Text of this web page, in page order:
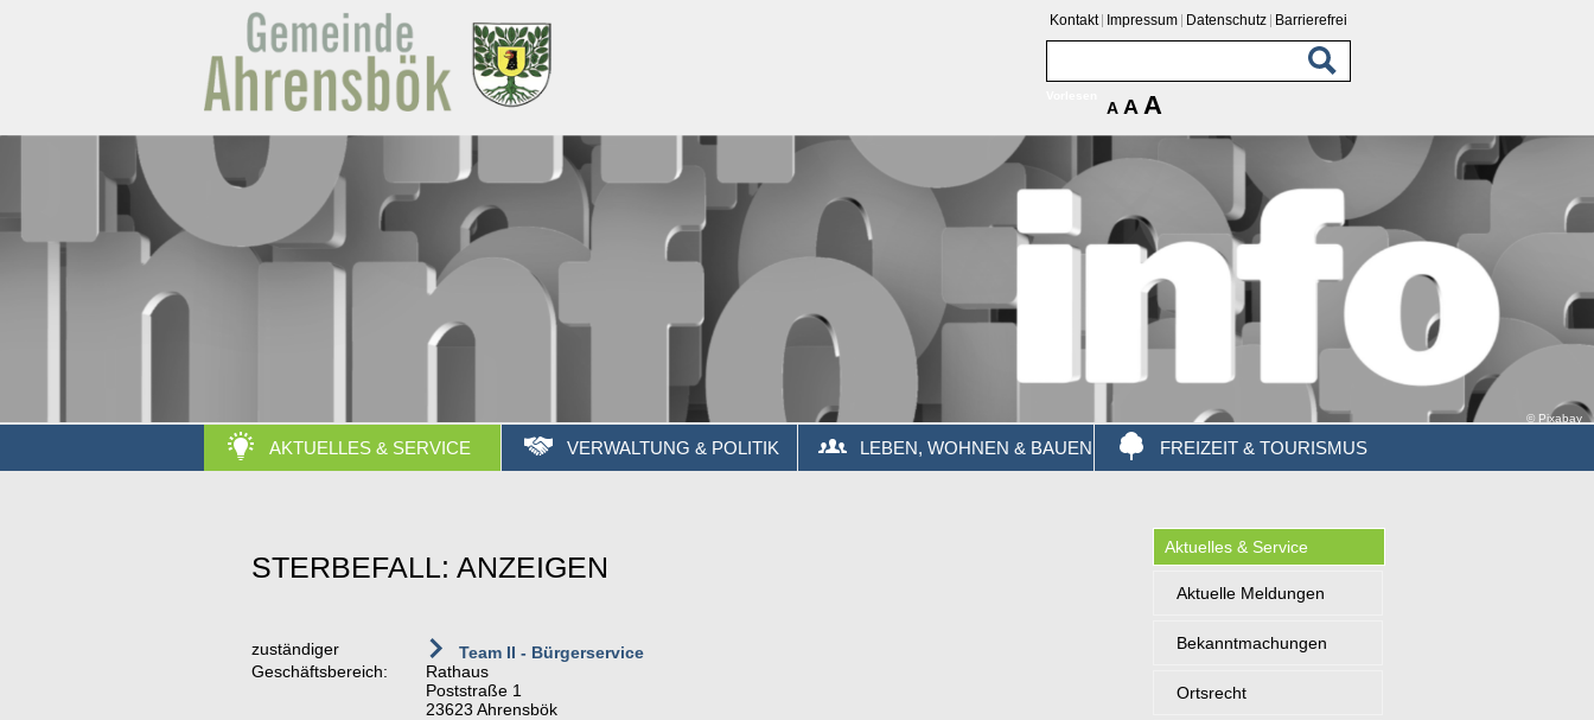
Kontakt Impressum Datenschutz Barrierefrei
A A A
© Pixabay
AKTUELLES & SERVICE VERWALTUNG & POLITIK LEBEN, WOHNEN & BAUEN FREIZEIT & TOURISMUS
STERBEFALL: ANZEIGEN
zuständiger
Geschäftsbereich:
Team II - Bürgerservice
Rathaus
Poststraße 1
23623 Ahrensbök
Aktuelles & Service
Aktuelle Meldungen
Bekanntmachungen
Ortsrecht